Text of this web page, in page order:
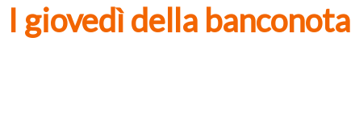
I giovedì della banconota